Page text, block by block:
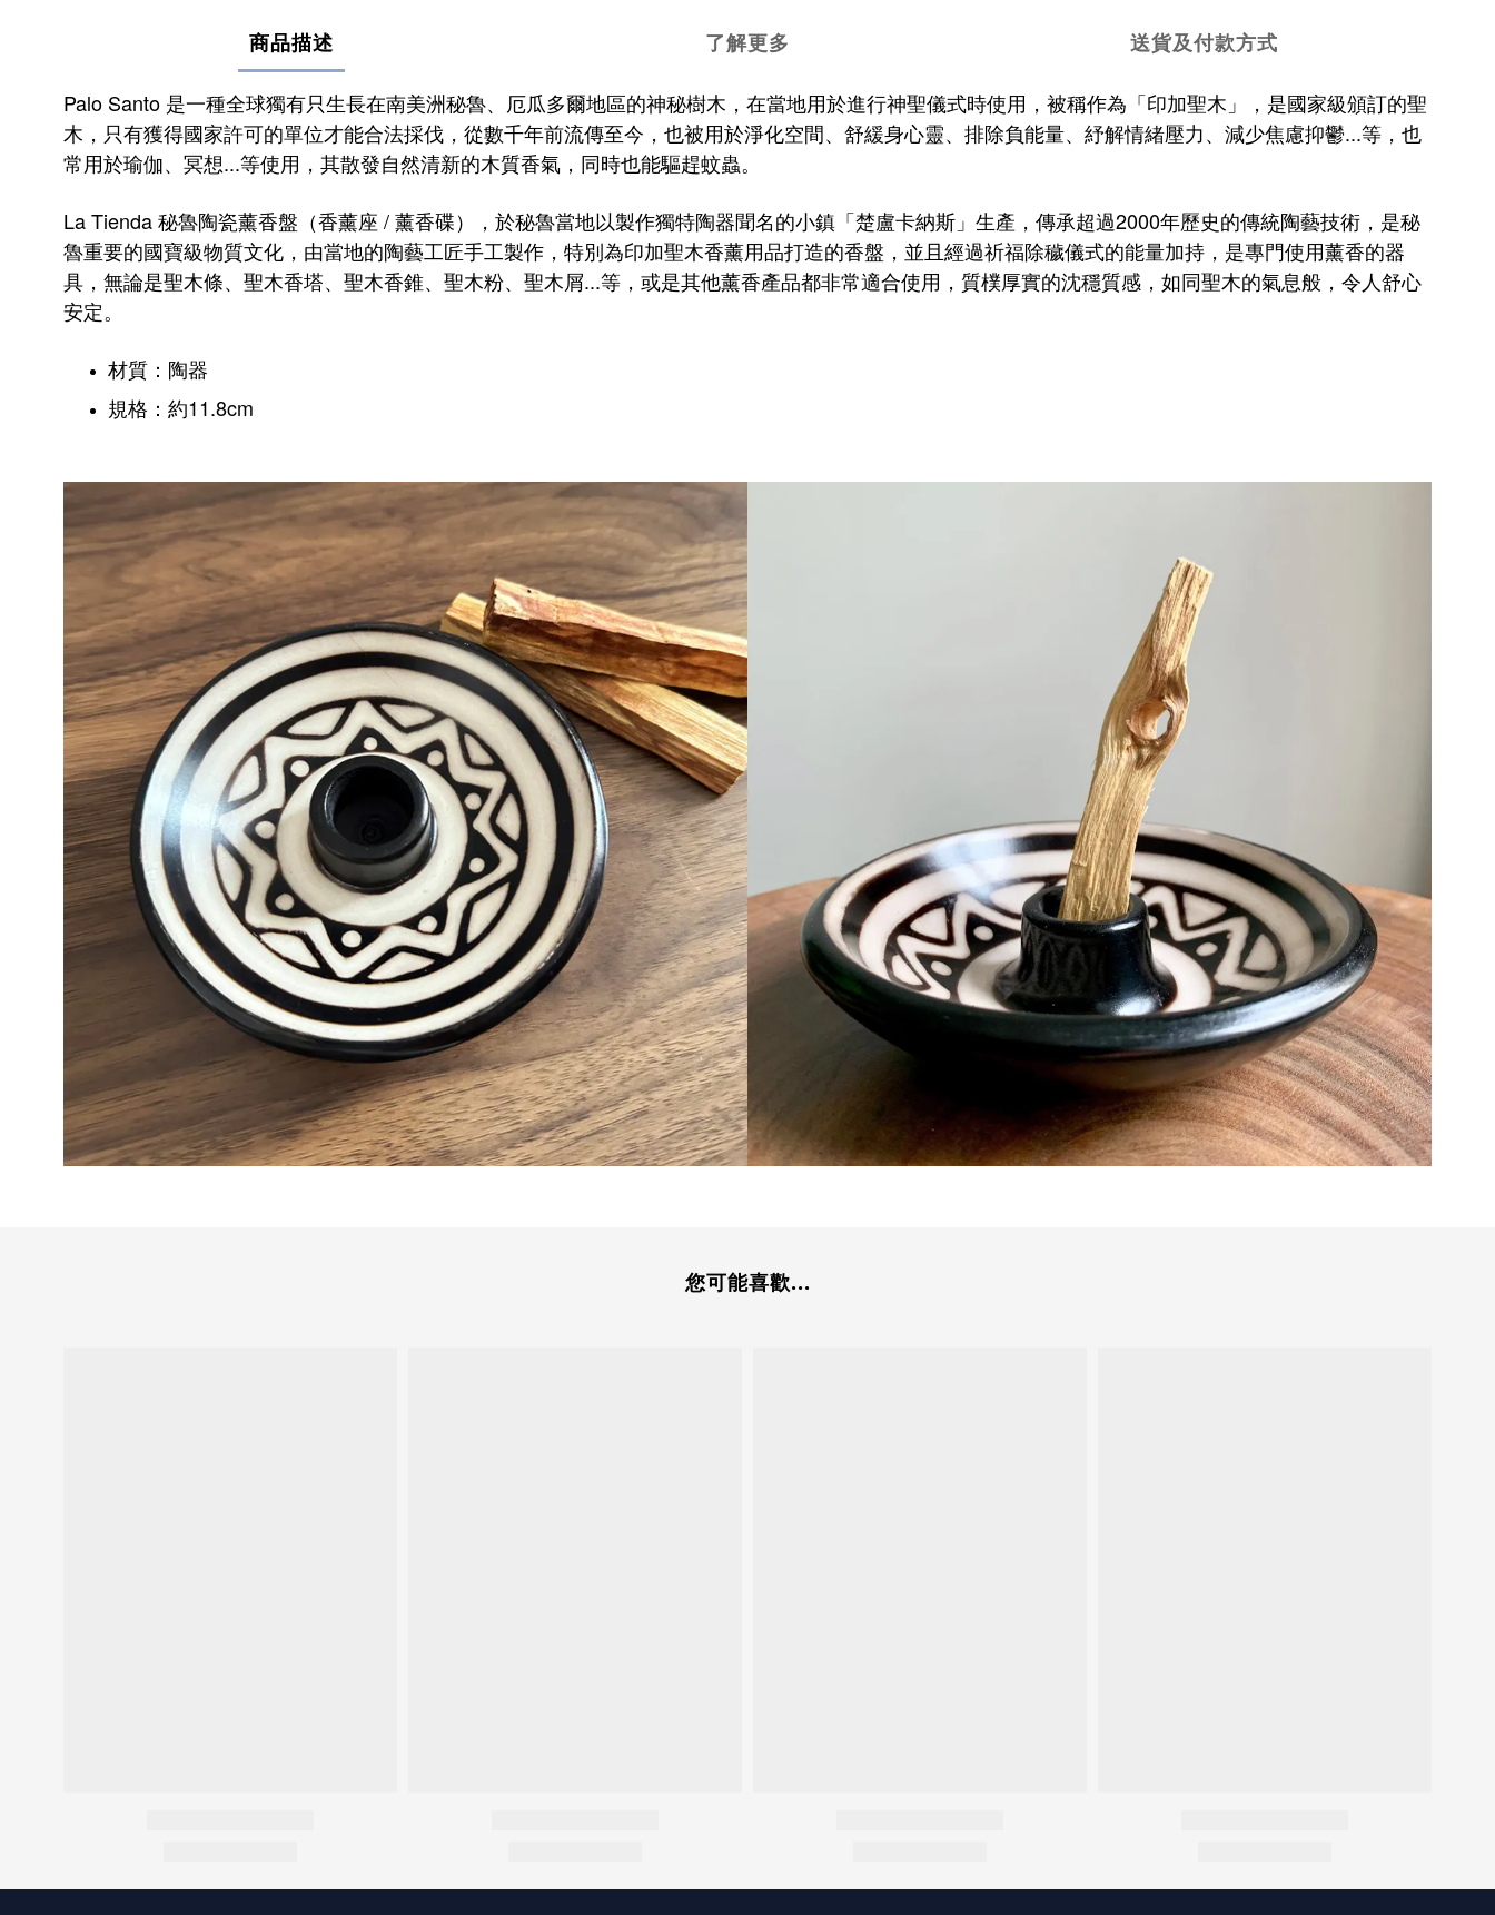
商品描述 了解更多 送貨及付款方式
Palo Santo 是一種全球獨有只生長在南美洲秘魯、厄瓜多爾地區的神秘樹木，在當地用於進行神聖儀式時使用，被稱作為「印加聖木」，是國家級頒訂的聖
木，只有獲得國家許可的單位才能合法採伐，從數千年前流傳至今，也被用於淨化空間、舒緩身心靈、排除負能量、紓解情緒壓力、減少焦慮抑鬱...等，也
常用於瑜伽、冥想...等使用，其散發自然清新的木質香氣，同時也能驅趕蚊蟲。
La Tienda 秘魯陶瓷薰香盤（香薰座 / 薰香碟），於秘魯當地以製作獨特陶器聞名的小鎮「楚盧卡納斯 」生產，傳承超過2000年歷史的傳統陶藝技術，是秘
魯重要的國寶級物質文化，由當地的陶藝工匠手工製作，特別為印加聖木香薰用品打造的香盤，並且經過祈福除穢儀式的能量加持，是專門使用薰香的器
具，無論是聖木條、聖木香塔、聖木香錐、聖木粉、聖木屑...等，或是其他薰香產品都非常適合使用，質樸厚實的沈穩質感，如同聖木的氣息般，令人舒心
安定。
材質：陶器
規格：約11.8cm
您可能喜歡...